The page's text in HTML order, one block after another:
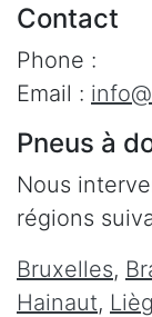
Contact
Phone :
Email :
Pneus à
Nous
régions
Bruxelles,
Hainaut,